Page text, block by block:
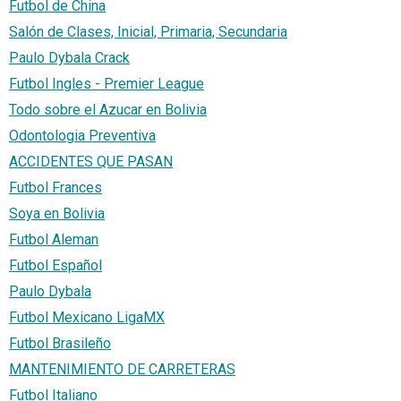
Futbol de China
Salón de Clases, Inicial, Primaria, Secundaria
Paulo Dybala Crack
Futbol Ingles - Premier League
Todo sobre el Azucar en Bolivia
Odontologia Preventiva
ACCIDENTES QUE PASAN
Futbol Frances
Soya en Bolivia
Futbol Aleman
Futbol Español
Paulo Dybala
Futbol Mexicano LigaMX
Futbol Brasileño
MANTENIMIENTO DE CARRETERAS
Futbol Italiano